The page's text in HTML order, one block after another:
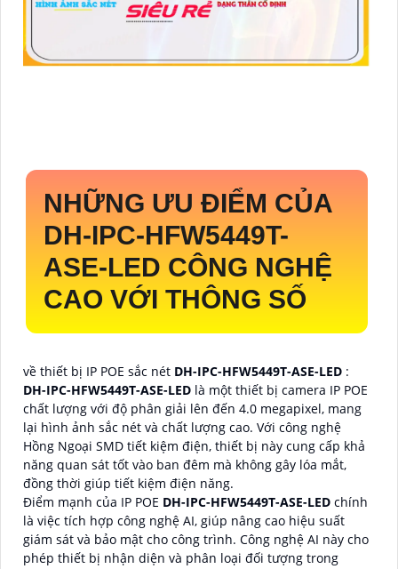
NHỮNG ƯU ĐIỂM CỦA
DH-IPC-HFW5449T-
ASE-LED CÔNG NGHỆ
CAO VỚI THÔNG SỐ
về thiết bị IP POE sắc nét DH-IPC-HFW5449T-ASE-LED :
DH-IPC-HFW5449T-ASE-LED là một thiết bị camera IP POE
chất lượng với độ phân giải lên đến 4.0 megapixel, mang
lại hình ảnh sắc nét và chất lượng cao. Với công nghệ
Hồng Ngoại SMD tiết kiệm điện, thiết bị này cung cấp khả
năng quan sát tốt vào ban đêm mà không gây lóa mắt,
đồng thời giúp tiết kiệm điện năng.
Điểm mạnh của IP POE DH-IPC-HFW5449T-ASE-LED chính
là việc tích hợp công nghệ AI, giúp nâng cao hiệu suất
giám sát và bảo mật cho công trình. Công nghệ AI này cho
phép thiết bị nhận diện và phân loại đối tượng trong